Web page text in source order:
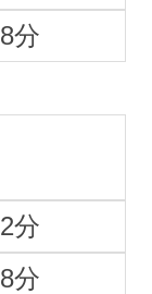
8分
2分
8分